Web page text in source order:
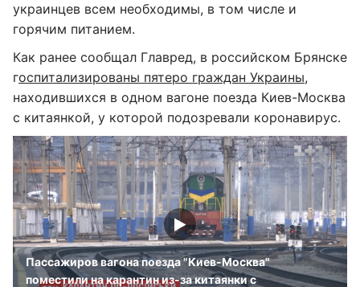
украинцев всем необходимы, в том числе и
горячим питанием.
Как ранее сообщал Главред, в российском Брянске
госпитализированы пятеро граждан Украины,
находившихся в одном вагоне поезда Киев-Москва
с китаянкой, у которой подозревали коронавирус.
Пассажиров вагона поезда "Киев-Москва"
поместили на карантин из-за китаянки с